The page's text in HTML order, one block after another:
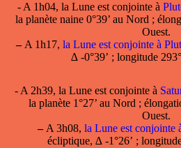
- A 1h04, la Lune est conjointe à
la planète naine 0°39’ au Nord ;
Ouest.
–A 1h17, la Lune est conjointe à
∆ -0°39’ ; longitude
- A 2h39, la Lune est conjointe à
la planète 1°27’ au Nord ;
Ouest.
–A 3h08, la Lune est conjointe
écliptique, ∆ -1°26’ ;